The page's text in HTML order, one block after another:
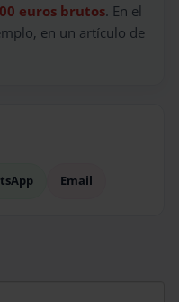
euros brutos. En el
en un artículo de
Email